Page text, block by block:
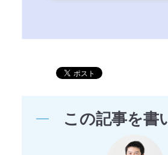
この記事を書